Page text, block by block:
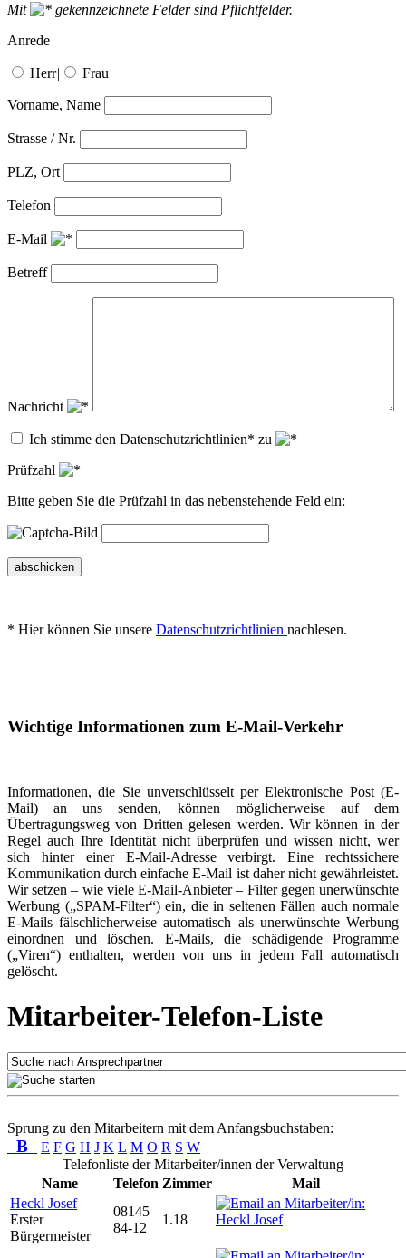
Mit
gekennzeichnete Felder sind Pflichtfelder.
Anrede
Herr| Frau
Vorname, Name
Strasse / Nr.
PLZ, Ort
Telefon
E-Mail
Betreff
Nachricht
Ich stimme den Datenschutzrichtlinien* zu
Prüfzahl
Bitte geben Sie die Prüfzahl in das nebenstehende Feld ein:
abschicken
* Hier können Sie unsere Datenschutzrichtlinien nachlesen.
Wichtige Informationen zum E-Mail-Verkehr
Informationen, die Sie unverschlüsselt per Elektronische Post (E-
Mail) an uns senden, können möglicherweise auf dem
Übertragungsweg von Dritten gelesen werden. Wir können in der
Regel auch Ihre Identität nicht überprüfen und wissen nicht, wer
sich hinter einer E-Mail-Adresse verbirgt. Eine rechtssichere
Kommunikation durch einfache E-Mail ist daher nicht gewährleistet.
Wir setzen – wie viele E-Mail-Anbieter – Filter gegen unerwünschte
Werbung („SPAM-Filter“) ein, die in seltenen Fällen auch normale
E-Mails fälschlicherweise automatisch als unerwünschte Werbung
einordnen und löschen. E-Mails, die schädigende Programme
(„Viren“) enthalten, werden von uns in jedem Fall automatisch
gelöscht.
Mitarbeiter-Telefon-Liste
Sprung zu den Mitarbeitern mit dem Anfangsbuchstaben:
B E F G H J K L M O R S W
Telefonliste der Mitarbeiter/innen der Verwaltung
Name
Telefon Zimmer
Mail
Heckl Josef
Erster
Bürgermeister
08145
84-12
1.18